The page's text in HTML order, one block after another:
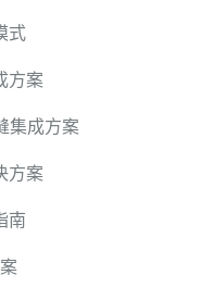
式
方案
集成方案
方案
南